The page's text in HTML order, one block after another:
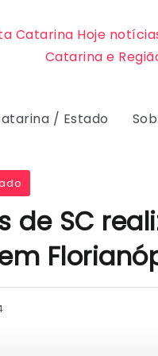
/ Estado
de SC